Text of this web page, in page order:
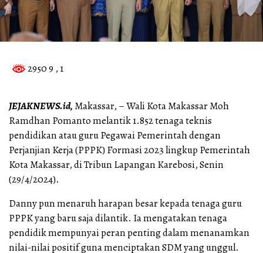
2950 9 , 1
JEJAKNEWS.id, Makassar, – Wali Kota Makassar Moh
Ramdhan Pomanto melantik 1.852 tenaga teknis
pendidikan atau guru Pegawai Pemerintah dengan
Perjanjian Kerja (PPPK) Formasi 2023 lingkup Pemerintah
Kota Makassar, di Tribun Lapangan Karebosi, Senin
(29/4/2024).
Danny pun menaruh harapan besar kepada tenaga guru
PPPK yang baru saja dilantik. Ia mengatakan tenaga
pendidik mempunyai peran penting dalam menanamkan
nilai-nilai positif guna menciptakan SDM yang unggul.